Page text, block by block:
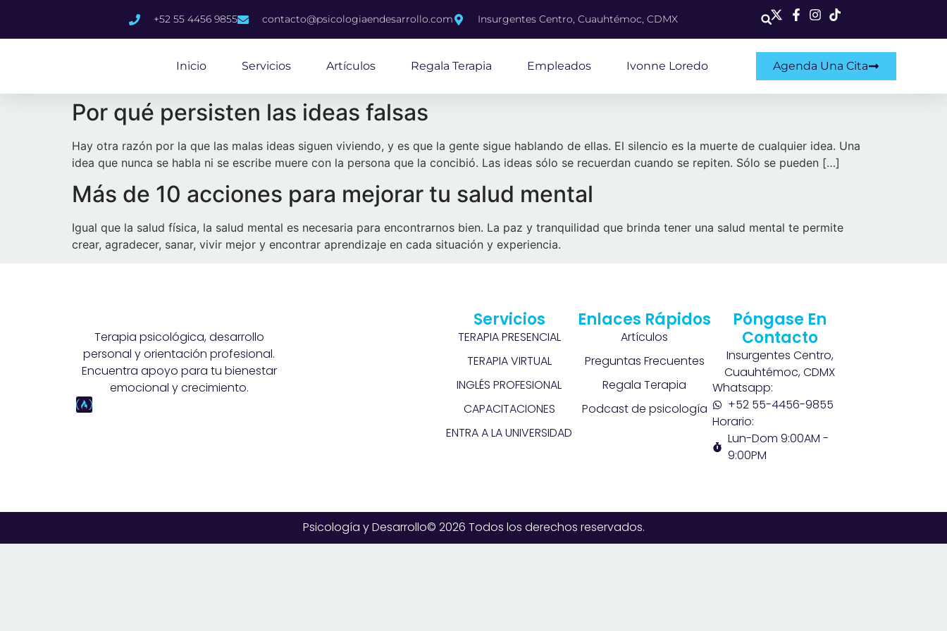
+52 55 4456 9855 contacto@psicologiaendesarrollo.com Insurgentes Centro, Cuauhtémoc, CDMX
Inicio Servicios Artículos Regala Terapia Empleados Ivonne Loredo Agenda Una Cita
Por qué persisten las ideas falsas
Hay otra razón por la que las malas ideas siguen viviendo, y es que la gente sigue hablando de ellas. El silencio es la muerte de cualquier idea. Una
idea que nunca se habla ni se escribe muere con la persona que la concibió. Las ideas sólo se recuerdan cuando se repiten. Sólo se pueden […]
Más de 10 acciones para mejorar tu salud mental
Igual que la salud física, la salud mental es necesaria para encontrarnos bien. La paz y tranquilidad que brinda tener una salud mental te permite
crear, agradecer, sanar, vivir mejor y encontrar aprendizaje en cada situación y experiencia.
Terapia psicológica, desarrollo
personal y orientación profesional.
Encuentra apoyo para tu bienestar
emocional y crecimiento.
Servicios
TERAPIA PRESENCIAL
TERAPIA VIRTUAL
INGLÉS PROFESIONAL
CAPACITACIONES
ENTRA A LA UNIVERSIDAD
Enlaces Rápidos
Artículos
Preguntas Frecuentes
Regala Terapia
Podcast de psicología
Póngase En
Contacto
Insurgentes Centro,
Cuauhtémoc, CDMX
Whatsapp:
+52 55-4456-9855
Horario:
Lun-Dom 9:00AM -
9:00PM
Psicología y Desarrollo© 2026 Todos los derechos reservados.